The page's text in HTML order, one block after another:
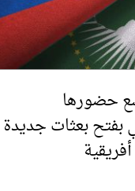
تغيير
اخبار جزر القمر على
أهم اخبار جزر القمر
حضورها
بفتح بعثات جديدة